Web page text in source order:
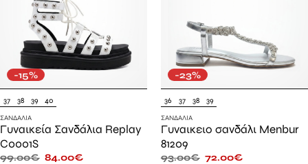
-15%
37 38 39 40
ΣΑΝΔΆΛΙΑ
Γυναικεία Σανδάλια Replay
C0001S
99.00€ 84.00€
-23%
36 37 38 39
ΣΑΝΔΆΛΙΑ
Γυναικειο σανδάλι Menbur
81209
93.00€ 72.00€